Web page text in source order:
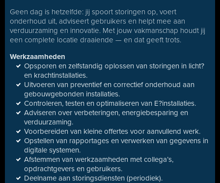
Geen dag is hetzelfde: jij spoort storingen op, voert
onderhoud uit, adviseert gebruikers en helpt mee aan
verduurzaming en innovatie. Met jouw vakmanschap houdt jij
een complete locatie draaiende — en dat geeft trots.
Werkzaamheden
Opsporen en zelfstandig oplossen van storingen in licht?
en krachtinstallaties.
Uitvoeren van preventief en correctief onderhoud aan
gebouwgebonden installaties.
Controleren, testen en optimaliseren van E?installaties.
Adviseren over verbeteringen, energiebesparing en
verduurzaming.
Voorbereiden van kleine offertes voor aanvullend werk.
Opstellen van rapportages en verwerken van gegevens in
digitale systemen.
Afstemmen van werkzaamheden met collega’s,
opdrachtgevers en gebruikers.
Deelname aan storingsdiensten (periodiek).